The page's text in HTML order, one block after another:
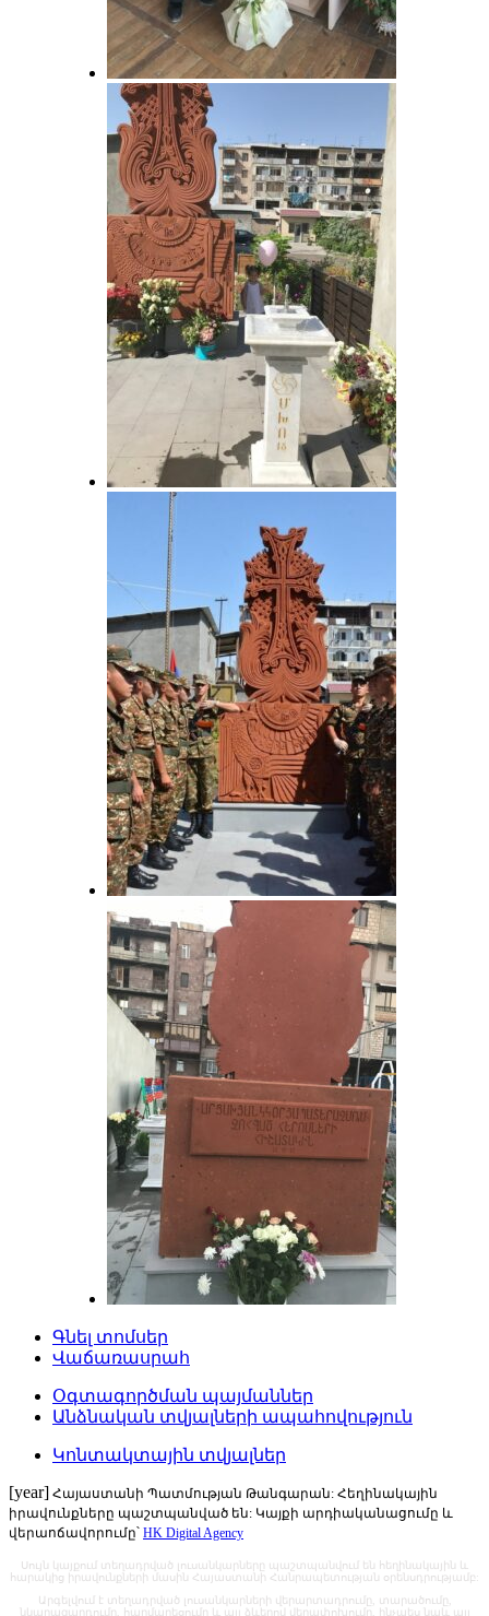
Գնել տոմսեր
Վաճառասրահ
Օգտագործման պայմաններ
Անձնական տվյալների ապահովություն
Կոնտակտային տվյալներ
[year] Հայաստանի Պատմության Թանգարան: Հեղինակային
իրավունքները պաշտպանված են: Կայքի արդիականացումը և
վերաոճավորումը՝ HK Digital Agency
Սույն կայքում տեղադրված լուսանկարները պաշտպանվում են հեղինակային և
հարակից իրավունքների մասին Հայաստանի Հանրապետության օրենսդրությամբ:
Արգելվում է տեղադրված լուսանկարների վերարտադրումը, տարածումը,
նկարազարդումը, հարմարեցումը և այլ ձևերով վերափոխումը, ինչպես նաև այլ